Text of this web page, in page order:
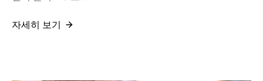
자세히 보기